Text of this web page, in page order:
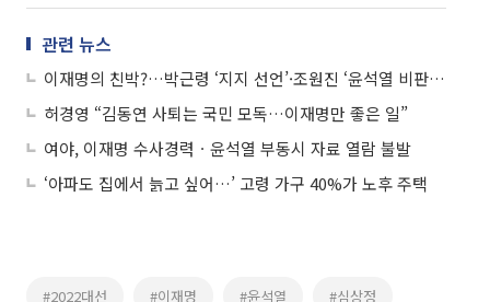
관련 뉴스
이재명의 친박?…박근령 ‘지지 선언’·조원진 ‘윤석열 비판’·김종인 ‘원격 지원’
허경영 “김동연 사퇴는 국민 모독…이재명만 좋은 일”
여야, 이재명 수사경력ㆍ윤석열 부동시 자료 열람 불발
‘아파도 집에서 늙고 싶어…’ 고령 가구 40%가 노후 주택
#2022대선 #이재명 #윤석열 #심상정